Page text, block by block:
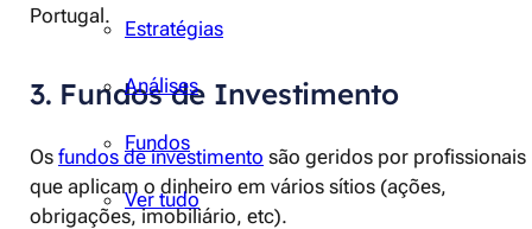
Estratégias
Análises
Fundos
Ver tudo
Portugal.
3. Fundos de Investimento
Os fundos de investimento são geridos por profissionais
que aplicam o dinheiro em vários sítios (ações,
obrigações, imobiliário, etc).